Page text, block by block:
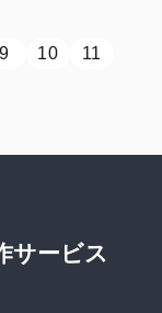
9 10
11
サービス